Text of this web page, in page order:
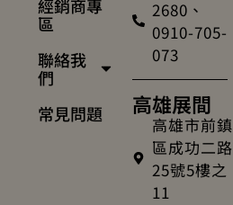
經銷商專
區
聯絡我
們
常見問題
2680、
0910-705-
073
高雄展間
高雄市前鎮
區成功二路
25號5樓之
11